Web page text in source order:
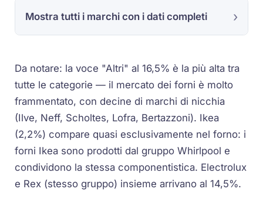
Mostra tutti i marchi con i dati completi
Da notare: la voce "Altri" al 16,5% è la più alta tra
tutte le categorie — il mercato dei forni è molto
frammentato, con decine di marchi di nicchia
(Ilve, Neff, Scholtes, Lofra, Bertazzoni). Ikea
(2,2%) compare quasi esclusivamente nel forno: i
forni Ikea sono prodotti dal gruppo Whirlpool e
condividono la stessa componentistica. Electrolux
e Rex (stesso gruppo) insieme arrivano al 14,5%.